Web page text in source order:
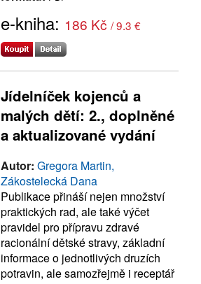
e-kniha: 186 Kč / 9.3 €
Jídelníček kojenců a
malých dětí: 2., doplněné
a aktualizované vydání
Autor: Gregora Martin,
Zákostelecká Dana
Publikace přináší nejen množství
praktických rad, ale také výčet
pravidel pro přípravu zdravé
racionální dětské stravy, základní
informace o jednotlivých druzích
potravin, ale samozřejmě i receptář